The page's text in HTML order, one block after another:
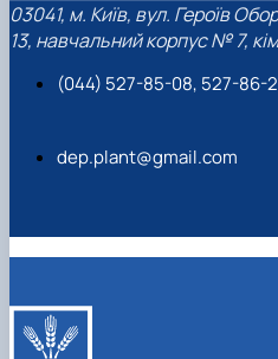
03041, м. Київ, вул. Героїв
13, навчальний корпус № 7,
(044) 527-85-08, 527-86-
dep.plant@gmail.com